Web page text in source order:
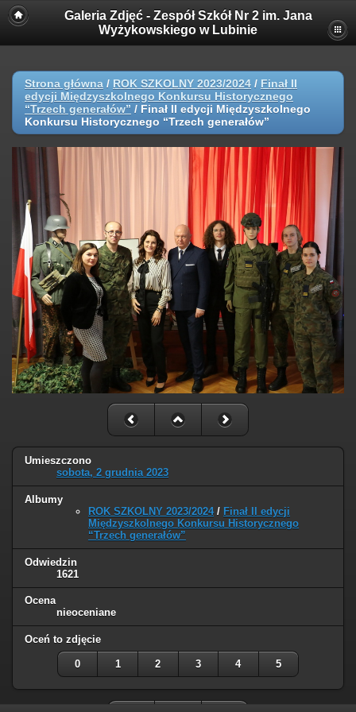
Galeria Zdjęć - Zespół Szkół Nr 2 im. Jana
Wyżykowskiego w Lubinie
Strona główna / ROK SZKOLNY 2023/2024 / Finał II
edycji Międzyszkolnego Konkursu Historycznego
“Trzech generałów” / Finał II edycji Międzyszkolnego
Konkursu Historycznego “Trzech generałów”
Umieszczono
sobota, 2 grudnia 2023
Albumy
ROK SZKOLNY 2023/2024/ Finał II edycji
Międzyszkolnego Konkursu Historycznego
“Trzech generałów”
Odwiedzin
1621
Ocena
nieoceniane
Oceń to zdjęcie
0 1 2 3 4 5